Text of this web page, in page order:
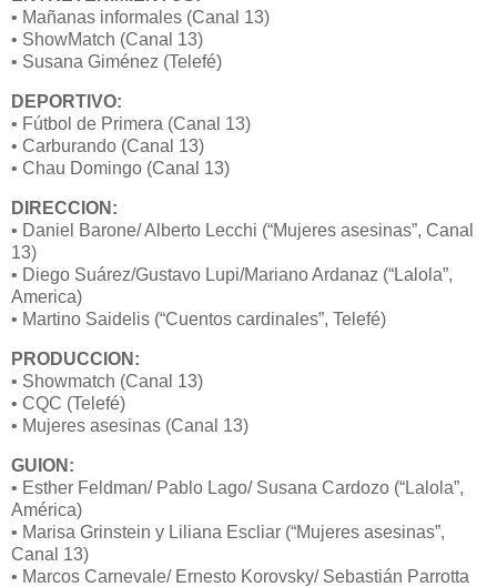
• Mañanas informales (Canal 13)
• ShowMatch (Canal 13)
• Susana Giménez (Telefé)
DEPORTIVO:
• Fútbol de Primera (Canal 13)
• Carburando (Canal 13)
• Chau Domingo (Canal 13)
DIRECCION:
• Daniel Barone/ Alberto Lecchi (“Mujeres asesinas”, Canal
13)
• Diego Suárez/Gustavo Lupi/Mariano Ardanaz (“Lalola”,
America)
• Martino Saidelis (“Cuentos cardinales”, Telefé)
PRODUCCION:
• Showmatch (Canal 13)
• CQC (Telefé)
• Mujeres asesinas (Canal 13)
GUION:
• Esther Feldman/ Pablo Lago/ Susana Cardozo (“Lalola”,
América)
• Marisa Grinstein y Liliana Escliar (“Mujeres asesinas”,
Canal 13)
• Marcos Carnevale/ Ernesto Korovsky/ Sebastián Parrotta